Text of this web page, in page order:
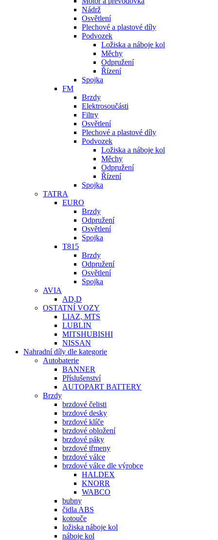
Nádrž
Osvětlení
Plechové a plastové díly
Podvozek
Ložiska a náboje kol
Měchy
Odpružení
Řízení
Spojka
FM
Brzdy
Elektrosoučásti
Filtry
Osvětlení
Plechové a plastové díly
Podvozek
Ložiska a náboje kol
Měchy
Odpružení
Řízení
Spojka
TATRA
EURO
Brzdy
Odpružení
Osvětlení
Spojka
T815
Brzdy
Odpružení
Osvětlení
Spojka
AVIA
AD,D
OSTATNÍ VOZY
LIAZ, MTS
LUBLIN
MITSHUBISHI
NISSAN
Nahradní díly dle kategorie
Autobaterie
BANNER
Příslušenství
AUTOPART BATTERY
Brzdy
brzdové čelisti
brzdové desky
brzdové klíče
brzdové obložení
brzdové páky
brzdové třmeny
brzdové válce
brzdové válce dle výrobce
HALDEX
KNORR
WABCO
bubny
čidla ABS
kotouče
ložiska náboje kol
náboje kol